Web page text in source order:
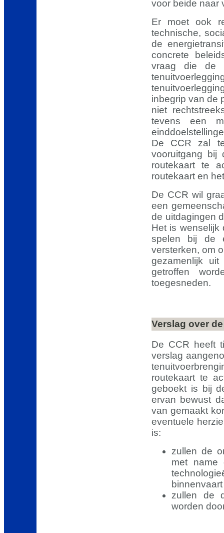
voor beide naar
Er moet ook
technische,
de
concrete
vraag die de
inbegrip van de
niet
tevens een
De CCR zal
vooruitgang bij
routekaart te
routekaart en
De CCR wil
een
de uitdagingen
Het is wenselijk
spelen bij de
versterken, om
gezamenlijk
getroffen
toegesneden.
Verslag over
De CCR heeft
verslag
routekaart te
geboekt is bij
ervan bewust
van gemaakt
eventuele
is:
zullen de
met name
zullen de
worden